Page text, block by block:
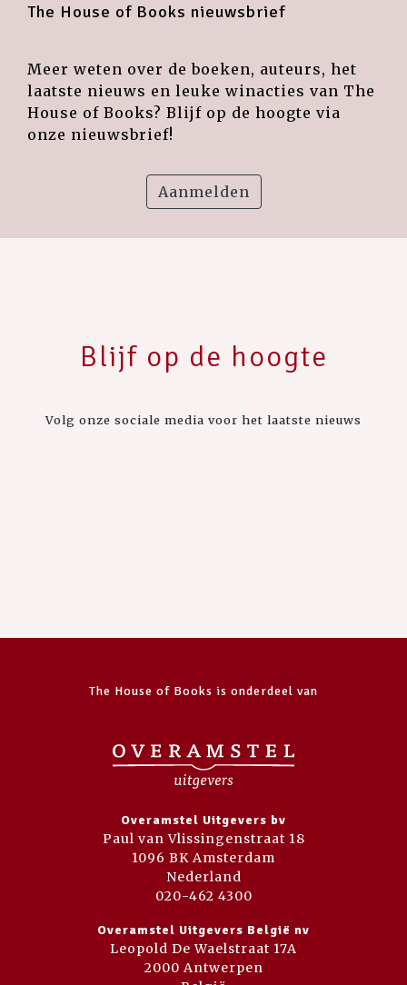
The House of Books nieuwsbrief
Meer weten over de boeken, auteurs, het
laatste nieuws en leuke winacties van The
House of Books? Blijf op de hoogte via
onze nieuwsbrief!
Aanmelden
Blijf op de hoogte
Volg onze sociale media voor het laatste nieuws
The House of Books is onderdeel van
Overamstel Uitgevers bv
Paul van Vlissingenstraat 18
1096 BK Amsterdam
Nederland
020-462 4300
Overamstel Uitgevers België nv
Leopold De Waelstraat 17A
2000 Antwerpen